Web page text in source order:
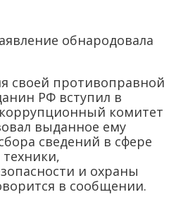
обнародовала
своей противоправной
РФ вступил в
комитет
выданное ему
сведений в сфере
и охраны
в сообщении.